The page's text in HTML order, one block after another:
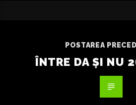
POSTAREA
ÎNTRE DA ȘI NU